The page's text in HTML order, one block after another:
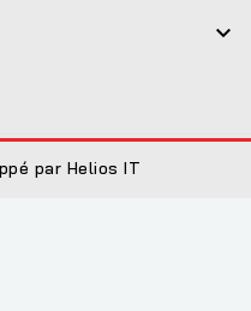

par Helios IT